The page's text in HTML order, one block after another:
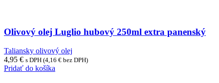
Olivový olej Luglio hubový 250ml extra panenský
Taliansky olivový olej
4,95 € s DPH (4,16 € bez DPH)
Pridať do košíka